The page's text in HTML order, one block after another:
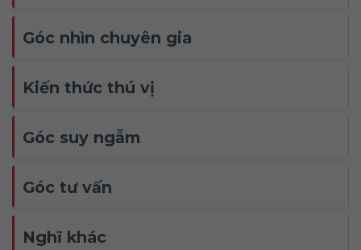
Góc nhìn chuyên gia
Kiến thức thú vị
Góc suy ngẫm
Góc tư vấn
Nghĩ khác